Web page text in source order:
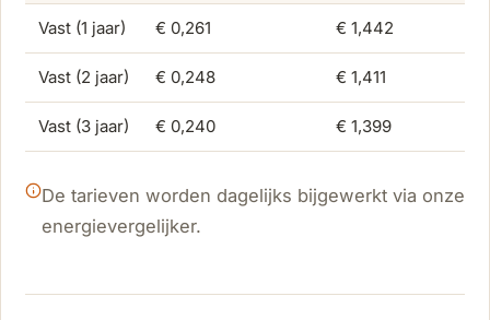
Vast (1 jaar) € 0,261 € 1,442
Vast (2 jaar) € 0,248 € 1,411
Vast (3 jaar) € 0,240 € 1,399
De tarieven worden dagelijks bijgewerkt via onze
energievergelijker.